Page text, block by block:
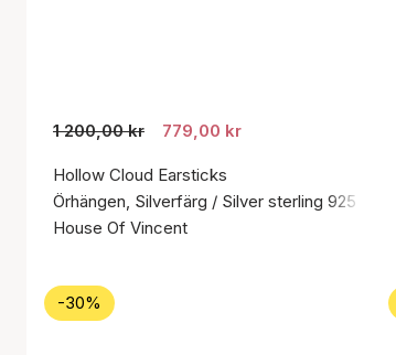
1 200,00 kr 779,00 kr
Hollow Cloud Earsticks
Örhängen, Silverfärg / Silver sterling 925
House Of Vincent
-30%